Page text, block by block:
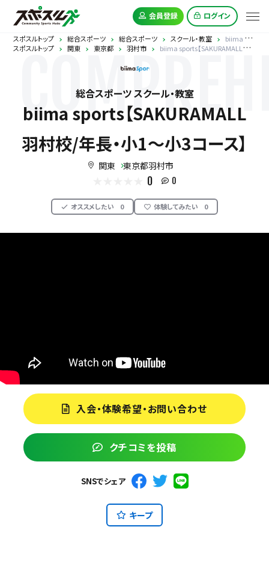
会員登録 ログイン
スポスルトップ 総合スポーツ 総合スポーツ スクール・教室
biima sports【SAKURAMALL羽村校/年長・小1～小3コース】
スポスルトップ
関東 東京都 羽村市 biima sports【SAKURAMALL羽村校/年長・小1～小3コース】
総合スポーツ スクール・教室
biima sports【SAKURAMALL
羽村校/年長・小1～小3コース】
関東 東京都羽村市
0 0
オススメしたい 0 体験してみたい 0
入会・体験希望・お問い合わせ
クチコミを投稿
SNSでシェア
キープ